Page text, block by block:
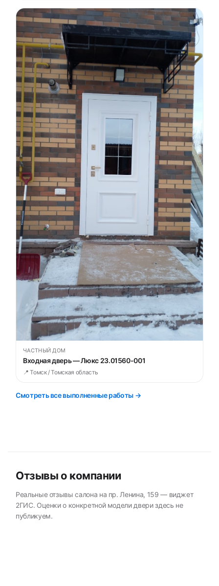
ЧАСТНЫЙ ДОМ
Входная дверь — Люкс 23.01560-001
📍 Томск / Томская область
Смотреть все выполненные работы →
Отзывы о компании
Реальные отзывы салона на пр. Ленина, 159 — виджет
2ГИС. Оценки о конкретной модели двери здесь не
публикуем.